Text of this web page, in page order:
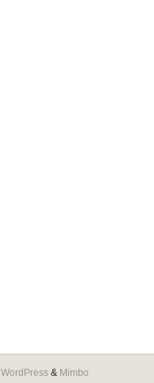
WordPress & Mimbo